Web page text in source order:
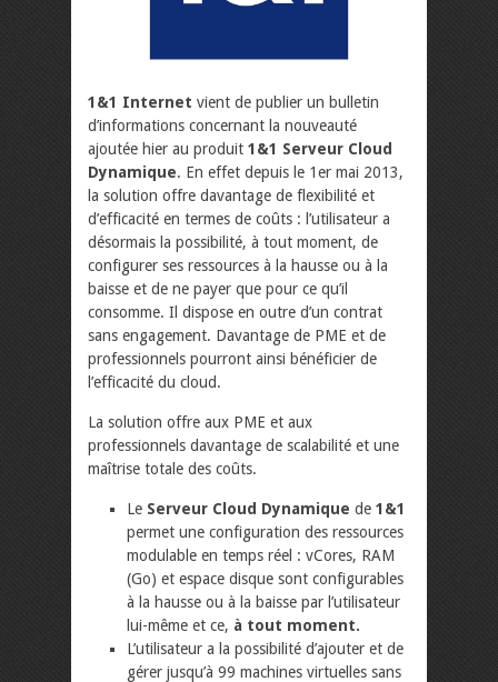
1&1 Internet vient de publier un bulletin
d’informations concernant la nouveauté
ajoutée hier au produit 1&1 Serveur Cloud
Dynamique. En effet depuis le 1er mai 2013,
la solution offre davantage de flexibilité et
d’efficacité en termes de coûts : l’utilisateur a
désormais la possibilité, à tout moment, de
configurer ses ressources à la hausse ou à la
baisse et de ne payer que pour ce qu’il
consomme. Il dispose en outre d’un contrat
sans engagement. Davantage de PME et de
professionnels pourront ainsi bénéficier de
l’efficacité du cloud.
La solution offre aux PME et aux
professionnels davantage de scalabilité et une
maîtrise totale des coûts.
Le Serveur Cloud Dynamique de 1&1
permet une configuration des ressources
modulable en temps réel : vCores, RAM
(Go) et espace disque sont configurables
à la hausse ou à la baisse par l’utilisateur
lui-même et ce, à tout moment.
L’utilisateur a la possibilité d’ajouter et de
gérer jusqu’à 99 machines virtuelles sans